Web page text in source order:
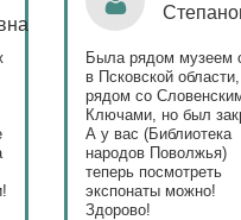
Поздравляю
народов Поволжья с
уникальным стартом
тематического года!
и остальные
приносят людям